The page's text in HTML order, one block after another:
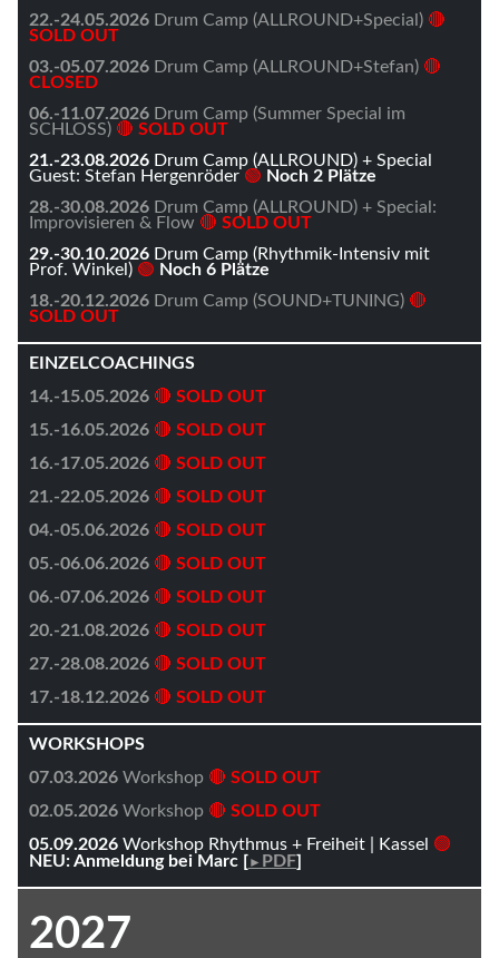
22.-24.05.2026 Drum Camp (ALLROUND+Special) 🔴
SOLD OUT
03.-05.07.2026 Drum Camp (ALLROUND+Stefan) 🔴
CLOSED
06.-11.07.2026 Drum Camp (Summer Special im
SCHLOSS) 🔴 SOLD OUT
21.-23.08.2026 Drum Camp (ALLROUND) + Special
Guest: Stefan Hergenröder 🟢 Noch 2 Plätze
28.-30.08.2026 Drum Camp (ALLROUND) + Special:
Improvisieren & Flow 🔴 SOLD OUT
29.-30.10.2026 Drum Camp (Rhythmik-Intensiv mit
Prof. Winkel) 🟢 Noch 6 Plätze
18.-20.12.2026 Drum Camp (SOUND+TUNING) 🔴
SOLD OUT
EINZELCOACHINGS
14.-15.05.2026 🔴 SOLD OUT
15.-16.05.2026 🔴 SOLD OUT
16.-17.05.2026 🔴 SOLD OUT
21.-22.05.2026 🔴 SOLD OUT
04.-05.06.2026 🔴 SOLD OUT
05.-06.06.2026 🔴 SOLD OUT
06.-07.06.2026 🔴 SOLD OUT
20.-21.08.2026 🔴 SOLD OUT
27.-28.08.2026 🔴 SOLD OUT
17.-18.12.2026 🔴 SOLD OUT
WORKSHOPS
07.03.2026 Workshop 🔴 SOLD OUT
02.05.2026 Workshop 🔴 SOLD OUT
05.09.2026 Workshop Rhythmus + Freiheit | Kassel 🟢
NEU: Anmeldung bei Marc [► PDF]
2027